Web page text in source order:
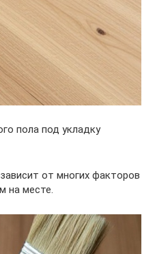
пола под укладку
от многих факторов
на месте.